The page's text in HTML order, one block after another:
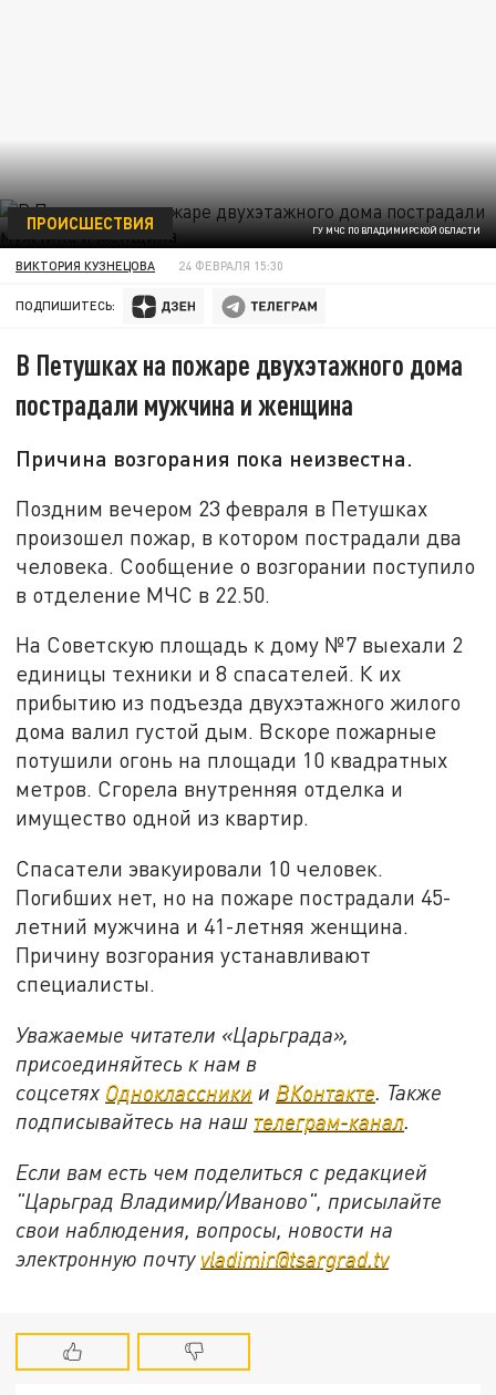
ГУ МЧС ПО ВЛАДИМИРСКОЙ ОБЛАСТИ
ПРОИСШЕСТВИЯ
ВИКТОРИЯ КУЗНЕЦОВА 24 ФЕВРАЛЯ 15:30
ПОДПИШИТЕСЬ:
В Петушках на пожаре двухэтажного дома
пострадали мужчина и женщина
Причина возгорания пока неизвестна.
Поздним вечером 23 февраля в Петушках
произошел пожар, в котором пострадали два
человека. Сообщение о возгорании поступило
в отделение МЧС в 22.50.
На Советскую площадь к дому №7 выехали 2
единицы техники и 8 спасателей. К их
прибытию из подъезда двухэтажного жилого
дома валил густой дым. Вскоре пожарные
потушили огонь на площади 10 квадратных
метров. Сгорела внутренняя отделка и
имущество одной из квартир.
Спасатели эвакуировали 10 человек.
Погибших нет, но на пожаре пострадали 45-
летний мужчина и 41-летняя женщина.
Причину возгорания устанавливают
специалисты.
Уважаемые читатели «Царьграда»,
присоединяйтесь к нам в
соцсетях Одноклассники и ВКонтакте. Также
подписывайтесь на наш телеграм-канал.
Если вам есть чем поделиться с редакцией
"Царьград Владимир/Иваново", присылайте
свои наблюдения, вопросы, новости на
электронную почту vladimir@tsargrad.tv